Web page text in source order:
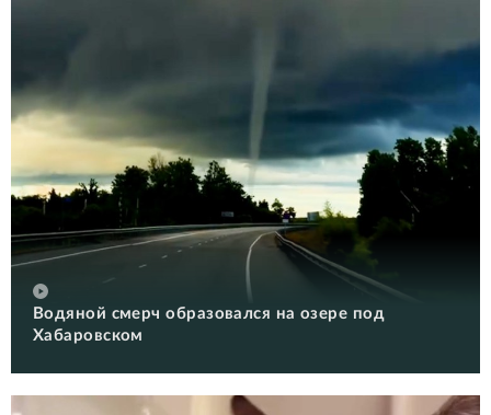
Водяной смерч образовался на озере под
Хабаровском